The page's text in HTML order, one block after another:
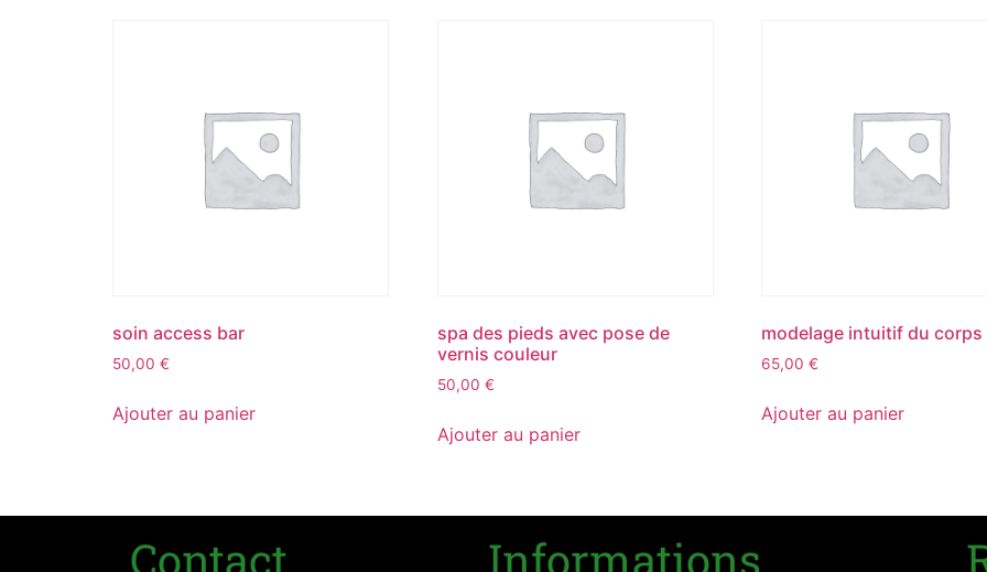
soin access bar
50,00 €
Ajouter au panier
spa des pieds avec pose de
vernis couleur
50,00 €
Ajouter au panier
modelage intuitif du corps
65,00€
Ajouter au panier
Contact Informations